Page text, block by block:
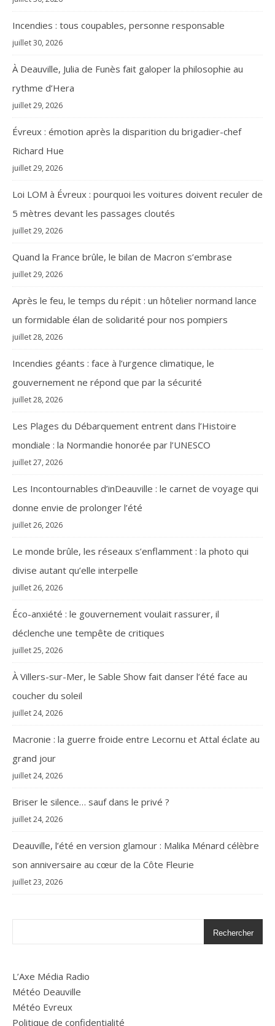
Incendies : tous coupables, personne responsable
juillet 30, 2026
À Deauville, Julia de Funès fait galoper la philosophie au
rythme d’Hera
juillet 29, 2026
Évreux : émotion après la disparition du brigadier-chef
Richard Hue
juillet 29, 2026
Loi LOM à Évreux : pourquoi les voitures doivent reculer de
5 mètres devant les passages cloutés
juillet 29, 2026
Quand la France brûle, le bilan de Macron s’embrase
juillet 29, 2026
Après le feu, le temps du répit : un hôtelier normand lance
un formidable élan de solidarité pour nos pompiers
juillet 28, 2026
Incendies géants : face à l’urgence climatique, le
gouvernement ne répond que par la sécurité
juillet 28, 2026
Les Plages du Débarquement entrent dans l’Histoire
mondiale : la Normandie honorée par l’UNESCO
juillet 27, 2026
Les Incontournables d’inDeauville : le carnet de voyage qui
donne envie de prolonger l’été
juillet 26, 2026
Le monde brûle, les réseaux s’enflamment : la photo qui
divise autant qu’elle interpelle
juillet 26, 2026
Éco-anxiété : le gouvernement voulait rassurer, il
déclenche une tempête de critiques
juillet 25, 2026
À Villers-sur-Mer, le Sable Show fait danser l’été face au
coucher du soleil
juillet 24, 2026
Macronie : la guerre froide entre Lecornu et Attal éclate au
grand jour
juillet 24, 2026
Briser le silence… sauf dans le privé ?
juillet 24, 2026
Deauville, l’été en version glamour : Malika Ménard célèbre
son anniversaire au cœur de la Côte Fleurie
juillet 23, 2026
Rechercher
L’Axe Média Radio
Météo Deauville
Météo Evreux
Politique de confidentialité